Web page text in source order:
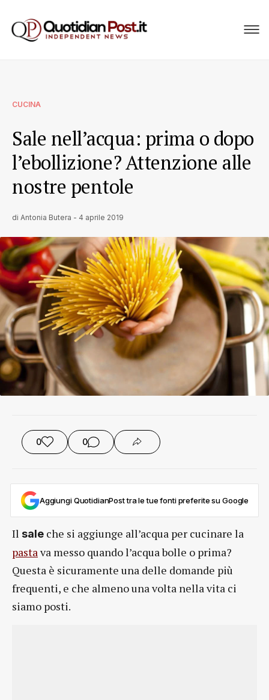
CUCINA
Sale nell’acqua: prima o dopo
l’ebollizione? Attenzione alle
nostre pentole
di Antonia Butera - 4 aprile 2019
0 0
Aggiungi QuotidianPost tra le tue fonti preferite su Google
Il sale che si aggiunge all’acqua per cucinare la
pastava messo quando l’acqua bolle o prima?
Questa è sicuramente una delle domande più
frequenti, e che almeno una volta nella vita ci
siamo posti.